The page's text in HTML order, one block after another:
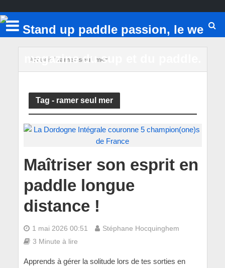
Accueil/ ramer seul mer
Tag - ramer seul mer
Maîtriser son esprit en
paddle longue
distance !
1 mai 2026 00:51
Stéphane Hocquinghem
3 Minute à lire
Apprends à gérer la solitude lors de tes sorties en